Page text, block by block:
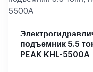
подъемник 5.5
PEAK KHL-5500A